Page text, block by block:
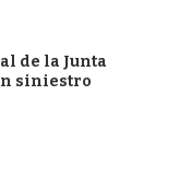
de la Junta
siniestro